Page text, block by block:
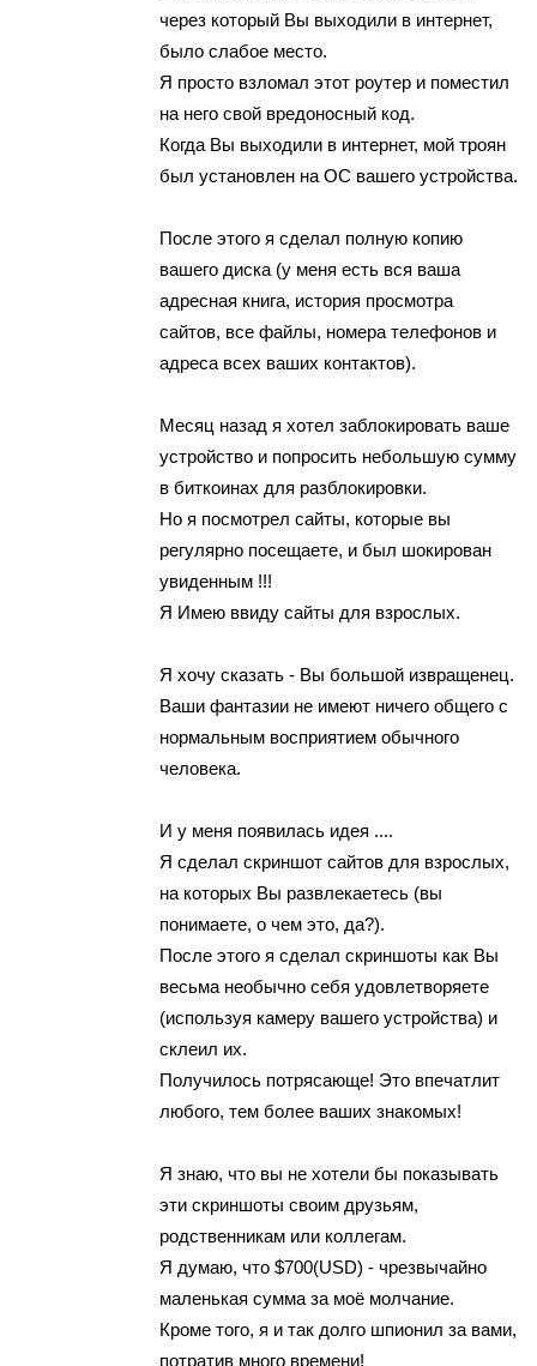
через который Вы выходили в интернет,
было слабое место.
Я просто взломал этот роутер и поместил
на него свой вредоносный код.
Когда Вы выходили в интернет, мой троян
был установлен на ОС вашего устройства.
После этого я сделал полную копию
вашего диска (у меня есть вся ваша
адресная книга, история просмотра
сайтов, все файлы, номера телефонов и
адреса всех ваших контактов).
Месяц назад я хотел заблокировать ваше
устройство и попросить небольшую сумму
в биткоинах для разблокировки.
Но я посмотрел сайты, которые вы
регулярно посещаете, и был шокирован
увиденным !!!
Я Имею ввиду сайты для взрослых.
Я хочу сказать - Вы большой извращенец.
Ваши фантазии не имеют ничего общего с
нормальным восприятием обычного
человека.
И у меня появилась идея ....
Я сделал скриншот сайтов для взрослых,
на которых Вы развлекаетесь (вы
понимаете, о чем это, да?).
После этого я сделал скриншоты как Вы
весьма необычно себя удовлетворяете
(используя камеру вашего устройства) и
склеил их.
Получилось потрясающе! Это впечатлит
любого, тем более ваших знакомых!
Я знаю, что вы не хотели бы показывать
эти скриншоты своим друзьям,
родственникам или коллегам.
Я думаю, что $700(USD) - чрезвычайно
маленькая сумма за моё молчание.
Кроме того, я и так долго шпионил за вами,
потратив много времени!